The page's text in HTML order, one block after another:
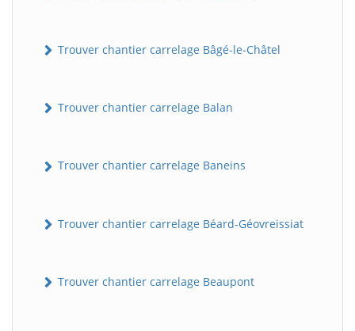
Trouver chantier carrelage Bâgé-le-Châtel
Trouver chantier carrelage Balan
Trouver chantier carrelage Baneins
Trouver chantier carrelage Béard-Géovreissiat
Trouver chantier carrelage Beaupont